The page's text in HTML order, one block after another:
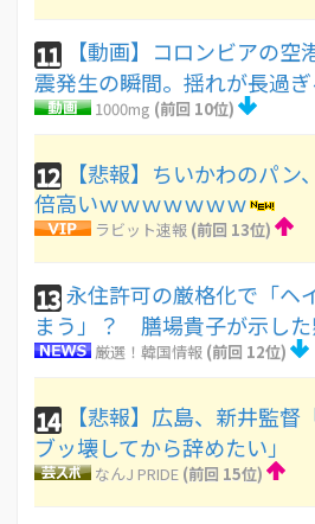
11
【動画】コロンビアの
震発生の瞬間。揺れが長過
1000mg (前回 10位)
12
【悲報】ちいかわのパ
倍高いｗｗｗｗｗｗｗ
ラビット速報 (前回 13位)
13永住許可の厳格化で「ヘ
まう」？ 膳場貴子が示し
厳選！韓国情報 (前回 12位)
14
【悲報】広島、新井監督
ブッ壊してから辞めたい」
なんJ PRIDE (前回 15位)